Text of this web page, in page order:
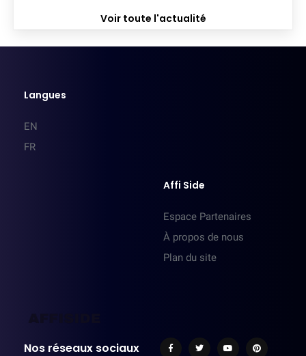
Voir toute l'actualité
Langues
EN
FR
Affi Side
Espace Partenaires
À propos de nous
Plan du site
Nos réseaux sociaux